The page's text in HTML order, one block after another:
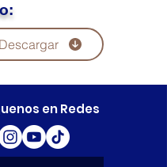
Descargar
en Redes